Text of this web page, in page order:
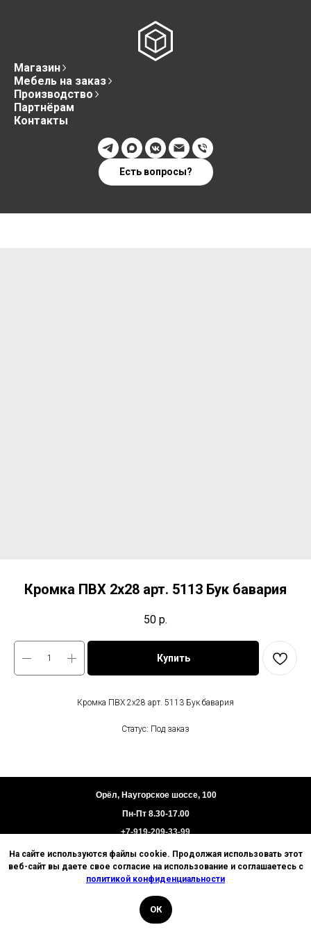
Магазин
Мебель на заказ
Производство
Партнёрам
Контакты
Есть вопросы?
Кромка ПВХ 2х28 арт. 5113 Бук бавария
50 р.
Купить
Кромка ПВХ 2х28 арт. 5113 Бук бавария
Статус: Под заказ
На сайте используются файлы cookie. Продолжая использовать этот
веб-сайт вы даете свое согласие на использование и соглашаетесь с
политикой конфиденциальности
ОК
Политика конфиденциальности
Пользовательское соглашение
ИП Цыганков И.В.
© 2026 Базис. Любое использование материалов
Орёл, Наугорское шоссе, 100
Пн-Пт 8.30-17.00
+7-919-209-33-99